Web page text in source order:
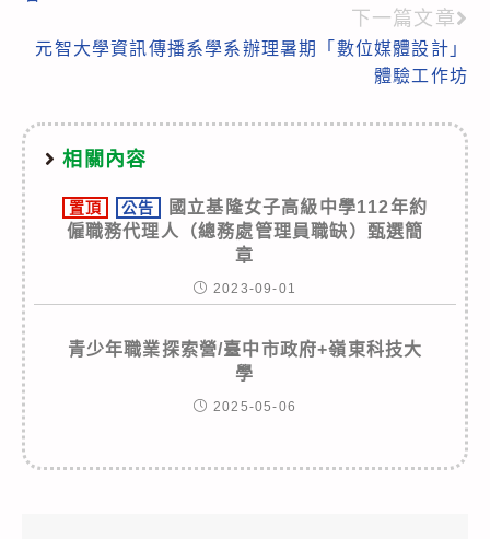
下一篇文章
元智大學資訊傳播系學系辦理暑期「數位媒體設計」
體驗工作坊
相關內容
置頂 公告
國立基隆女子高級中學112年約
僱職務代理人（總務處管理員職缺）甄選簡
章
2023-09-01
青少年職業探索營/臺中市政府+嶺東科技大
學
2025-05-06